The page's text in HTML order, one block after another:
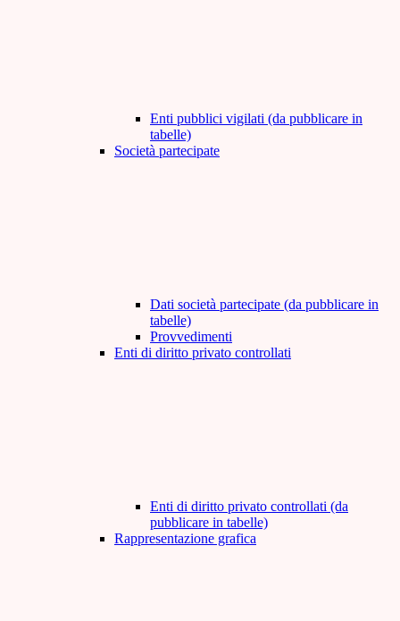
Enti pubblici vigilati (da pubblicare in
tabelle)
Società partecipate
Dati società partecipate (da pubblicare in
tabelle)
Provvedimenti
Enti di diritto privato controllati
Enti di diritto privato controllati (da
pubblicare in tabelle)
Rappresentazione grafica